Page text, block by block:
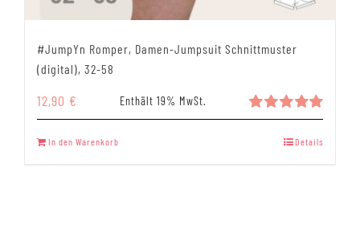
#JumpYn Romper, Damen-Jumpsuit Schnittmuster
(digital), 32-58
Bewertet
5.00
12,90 € Enthält 19% MwSt.
In den Warenkorb Details